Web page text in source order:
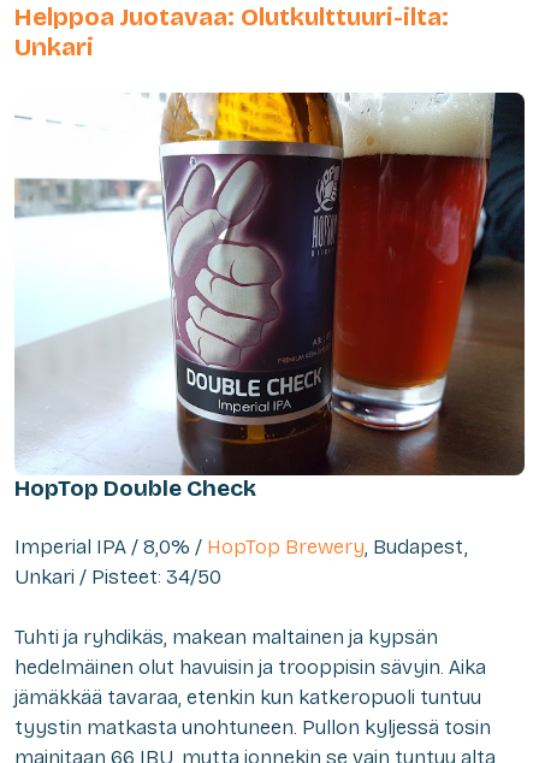
Helppoa Juotavaa: Olutkulttuuri-ilta:
Unkari
HopTop Double Check
Imperial IPA / 8,0% / HopTop Brewery, Budapest,
Unkari / Pisteet: 34/50
Tuhti ja ryhdikäs, makean maltainen ja kypsän
hedelmäinen olut havuisin ja trooppisin sävyin. Aika
jämäkkää tavaraa, etenkin kun katkeropuoli tuntuu
tyystin matkasta unohtuneen. Pullon kyljessä tosin